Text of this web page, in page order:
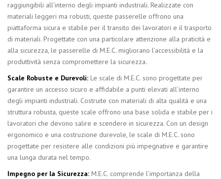
raggiungibili all’interno degli impianti industriali. Realizzate con
materiali leggeri ma robusti, queste passerelle offrono una
piattaforma sicura e stabile per il transito dei lavoratori e il trasporto
di materiali. Progettate con una particolare attenzione alla praticità e
alla sicurezza, le passerelle di M.E.C. migliorano l’accessibilità e la
produttività senza compromettere la sicurezza.
Scale Robuste e Durevoli: Le scale di M.E.C. sono progettate per
garantire un accesso sicuro e affidabile a punti elevati all’interno
degli impianti industriali. Costruite con materiali di alta qualità e una
struttura robusta, queste scale offrono una base solida e stabile per i
lavoratori che devono salire e scendere in sicurezza. Con un design
ergonomico e una costruzione durevole, le scale di M.E.C. sono
progettate per resistere alle condizioni più impegnative e garantire
una lunga durata nel tempo.
Impegno per la Sicurezza: M.E.C. comprende l’importanza della